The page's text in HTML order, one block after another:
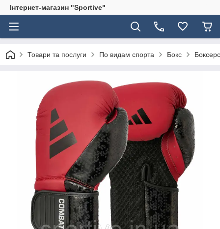
Інтернет-магазин "Sportive"
Товари та послуги По видам спорта Бокс